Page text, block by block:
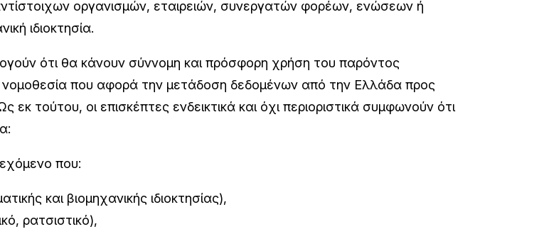
οργανισμών, εταιρειών, συνεργατών φορέων, ενώσεων ή
ιδιοκτησία.
ότι θα κάνουν σύννομη και πρόσφορη χρήση του παρόντος
νομοθεσία που αφορά την μετάδοση δεδομένων από την Ελλάδα προς
τούτου, οι επισκέπτες ενδεικτικά και όχι περιοριστικά συμφωνούν ότι
που:
και βιομηχανικής ιδιοκτησίας),
ρατσιστικό),